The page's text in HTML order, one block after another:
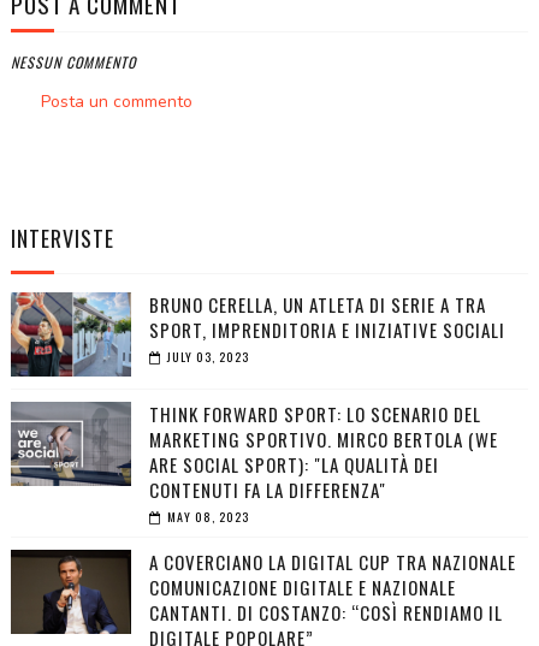
NESSUN COMMENTO
Posta un commento
INTERVISTE
BRUNO CERELLA, UN ATLETA DI SERIE A TRA
SPORT, IMPRENDITORIA E INIZIATIVE SOCIALI
JULY 03, 2023
THINK FORWARD SPORT: LO SCENARIO DEL
MARKETING SPORTIVO. MIRCO BERTOLA (WE
ARE SOCIAL SPORT): "LA QUALITÀ DEI
CONTENUTI FA LA DIFFERENZA"
MAY 08, 2023
A COVERCIANO LA DIGITAL CUP TRA NAZIONALE
COMUNICAZIONE DIGITALE E NAZIONALE
CANTANTI. DI COSTANZO: “COSÌ RENDIAMO IL
DIGITALE POPOLARE”